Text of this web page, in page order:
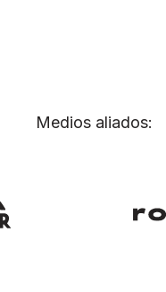
Medios aliados: